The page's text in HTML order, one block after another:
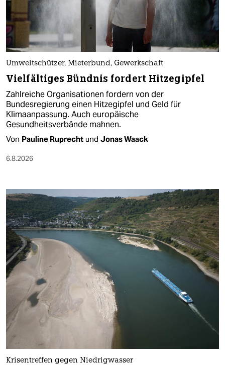
Umweltschützer, Mieterbund, Gewerkschaft
Vielfältiges Bündnis fordert Hitzegipfel
Zahlreiche Organisationen fordern von der
Bundesregierung einen Hitzegipfel und Geld für
Klimaanpassung. Auch europäische
Gesundheitsverbände mahnen.
Von Pauline Ruprecht und Jonas Waack
6.8.2026
Krisentreffen gegen Niedrigwasser